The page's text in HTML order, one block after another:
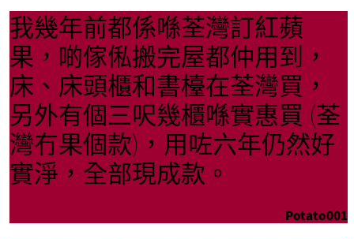
我幾年前都係喺荃灣訂紅蘋
果，啲傢俬搬完屋都仲用到，
床、床頭櫃和書檯在荃灣買，
另外有個三呎幾櫃喺實惠買 (荃
灣冇果個款)，用咗六年仍然好
實淨，全部現成款。
Potato001